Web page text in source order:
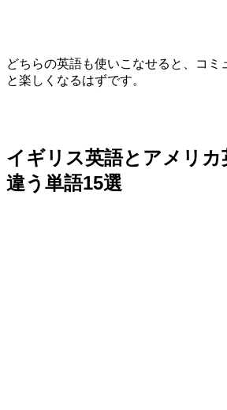
どちらの英語も使いこなせると、コミ
と楽しくなるはずです。
イギリス英語とアメリカ
違う単語15選